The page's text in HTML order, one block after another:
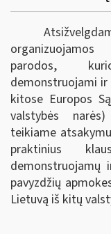
parodos,
demonstruojami
kitose Europos
valstybės
teikiame
praktinius
demonstruojamų
pavyzdžių
Lietuvą iš kitų